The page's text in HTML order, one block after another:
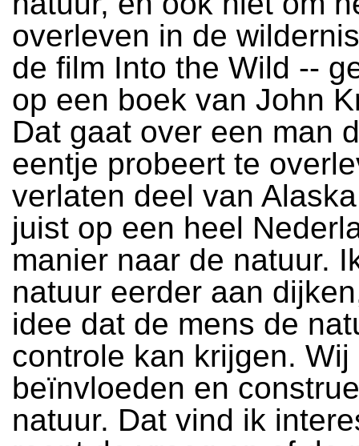
overleven in de
de film Into the Wild --
op een boek van John
Dat gaat over een man
eentje probeert te
verlaten deel van
juist op een heel
manier naar de natuur.
natuur eerder aan
idee dat de mens de
controle kan krijgen. Wij
beïnvloeden en
natuur. Dat vind ik